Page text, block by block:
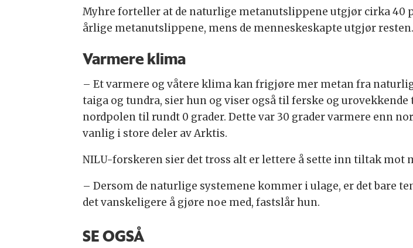
Myhre forteller at de naturlige metanutslippene utgjør cirka 40
årlige metanutslippene, mens de menneskeskapte utgjør resten.
Varmere klima
– Et varmere og våtere klima kan frigjøre mer metan fra
taiga og tundra, sier hun og viser også til ferske og
nordpolen til rundt 0 grader. Dette var 30 grader varmere enn
vanlig i store deler av Arktis.
NILU-forskeren sier det tross alt er lettere å sette inn tiltak mot
– Dersom de naturlige systemene kommer i ulage, er det bare
det vanskeligere å gjøre noe med, fastslår hun.
SE OGSÅ